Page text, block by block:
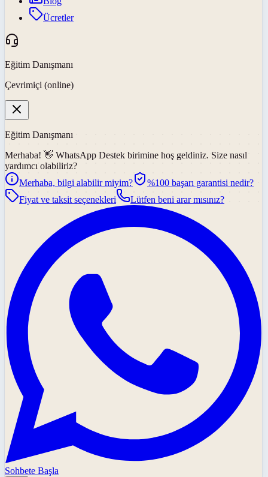
Ücretler
Eğitim Danışmanı
Çevrimiçi (online)
Eğitim Danışmanı
Merhaba! 👋 WhatsApp Destek birimine hoş geldiniz. Size nasıl
yardımcı olabiliriz?
Merhaba, bilgi alabilir miyim?
%100 başarı garantisi nedir?
Fiyat ve taksit seçenekleri
Lütfen beni arar mısınız?
Sohbete Başla